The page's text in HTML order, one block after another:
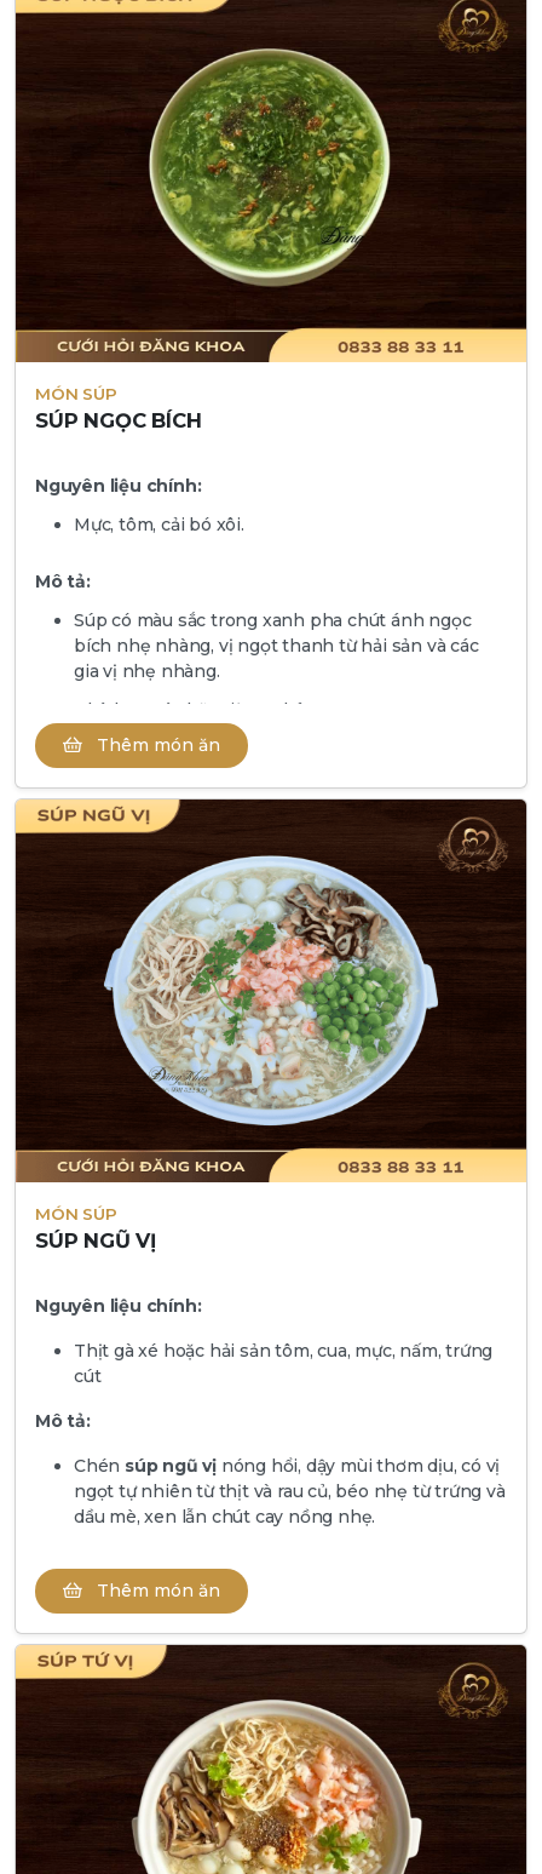
MÓN SÚP
SÚP NGỌC BÍCH
Nguyên liệu chính:
Mực, tôm, cải bó xôi.
Mô tả:
Súp có màu sắc trong xanh pha chút ánh ngọc
bích nhẹ nhàng, vị ngọt thanh từ hải sản và các
gia vị nhẹ nhàng.
Phù hợp các bữa tiệc cơ bản
Thêm món ăn
MÓN SÚP
SÚP NGŨ VỊ
Nguyên liệu chính:
Thịt gà xé hoặc hải sản tôm, cua, mực, nấm, trứng
cút
Mô tả:
Chén súp ngũ vị nóng hổi, dậy mùi thơm dịu, có vị
ngọt tự nhiên từ thịt và rau củ, béo nhẹ từ trứng và
dầu mè, xen lẫn chút cay nồng nhẹ.
Thêm món ăn